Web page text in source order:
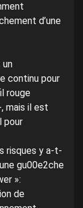
d’une
un
continu pour
rouge
mais il est
pour
risques y a-t-
gu00e2che
»:
de